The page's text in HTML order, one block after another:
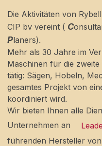
Die Aktivitäten von
CIP bv vereint ( C
Planers).
Mehr als 30 Jahre im
Maschinen für die
tätig: Sägen, Hobeln,
gesamtes Projekt von
koordiniert wird.
Wir bieten Ihnen alle
Unternehmen an
führenden Hersteller